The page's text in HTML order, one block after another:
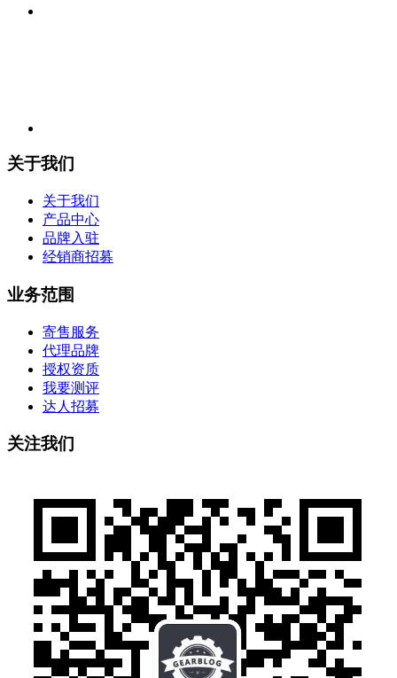
关于我们
关于我们
产品中心
品牌入驻
经销商招募
业务范围
寄售服务
代理品牌
授权资质
我要测评
达人招募
关注我们